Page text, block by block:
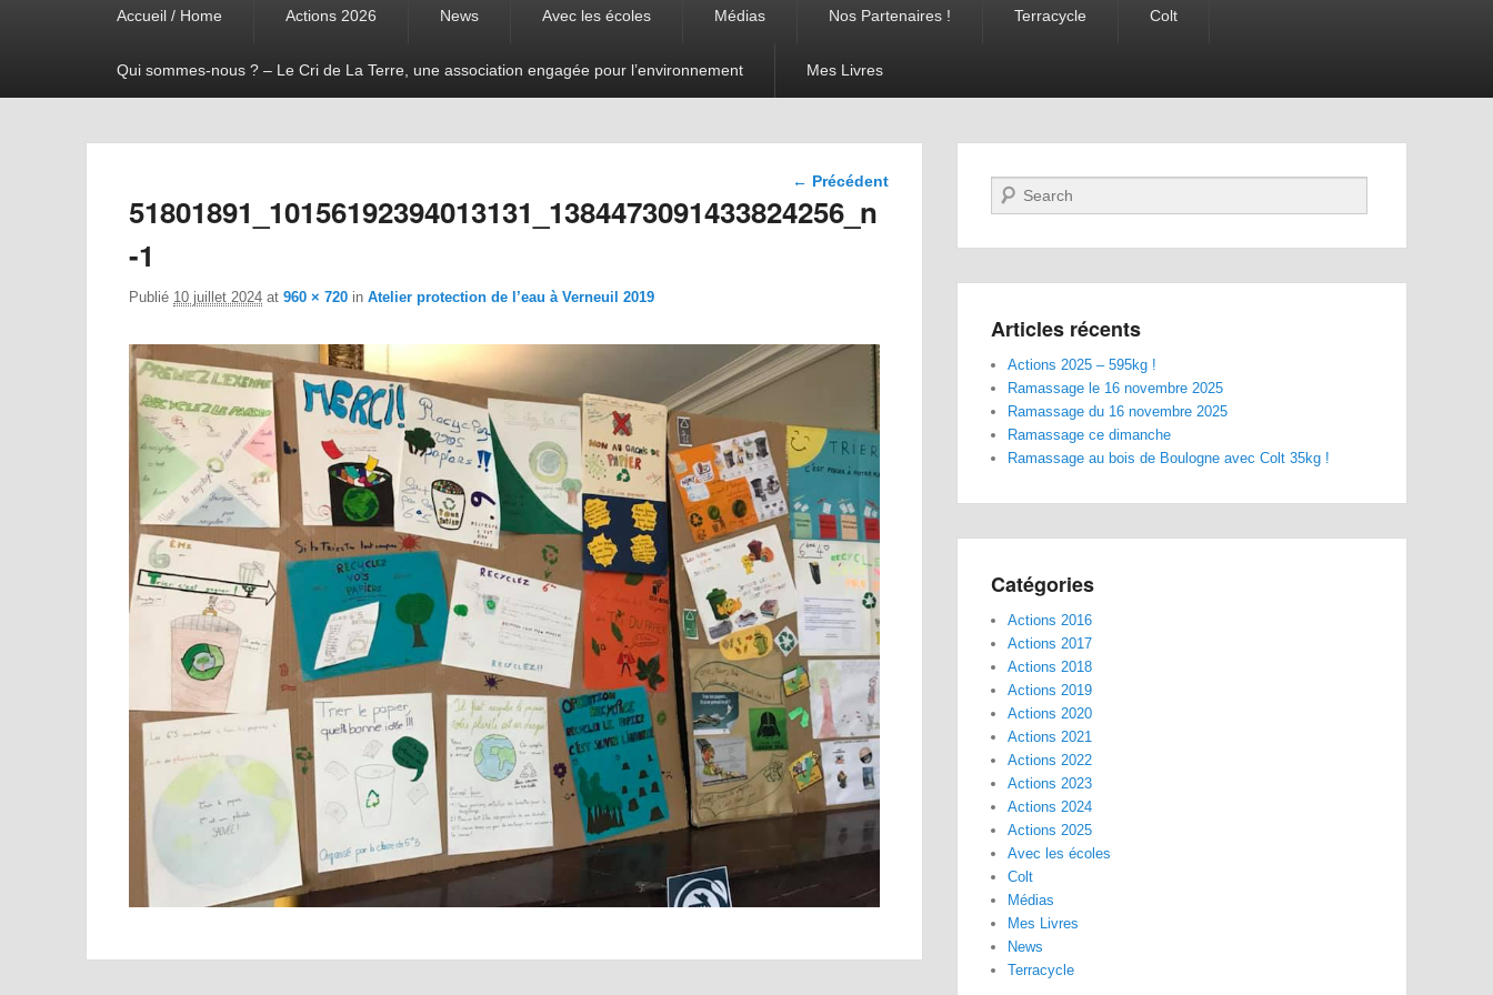
Accueil / Home Actions 2026 News Avec les écoles Médias Nos Partenaires ! Terracycle Colt
Qui sommes-nous ? – Le Cri de La Terre, une association engagée pour l’environnement Mes Livres
Navigation
dans les
images
← Précédent
51801891_10156192394013131_1384473091433824256_n
-1
Publié 10 juillet 2024 at 960 × 720 in Atelier protection de l’eau à Verneuil 2019
Recherche
Articles récents
Actions 2025 – 595kg !
Ramassage le 16 novembre 2025
Ramassage du 16 novembre 2025
Ramassage ce dimanche
Ramassage au bois de Boulogne avec Colt 35kg !
Catégories
Actions 2016
Actions 2017
Actions 2018
Actions 2019
Actions 2020
Actions 2021
Actions 2022
Actions 2023
Actions 2024
Actions 2025
Avec les écoles
Colt
Médias
Mes Livres
News
Terracycle